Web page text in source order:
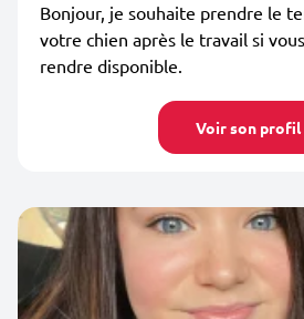
Bonjour, je souhaite prendre le
votre chien après le travail si
rendre disponible.
Voir son profil